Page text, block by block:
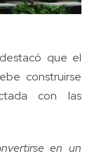
que el
construirse
con las
en un